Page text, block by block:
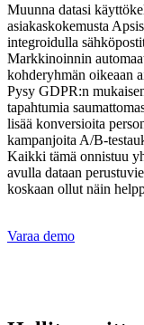
Muunna datasi
asiakaskokemusta
integroidulla
Markkinoinnin
kohderyhmän oikeaan
Pysy GDPR:n
tapahtumia
lisää konversioita
kampanjoita A/B-
Kaikki tämä onnistuu
avulla dataan
koskaan ollut näin
Varaa demo